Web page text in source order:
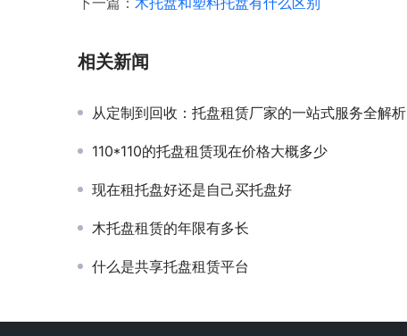
相关新闻
从定制到回收：托盘租赁厂家的一站式服务全解析
110*110的托盘租赁现在价格大概多少
现在租托盘好还是自己买托盘好
木托盘租赁的年限有多长
什么是共享托盘租赁平台